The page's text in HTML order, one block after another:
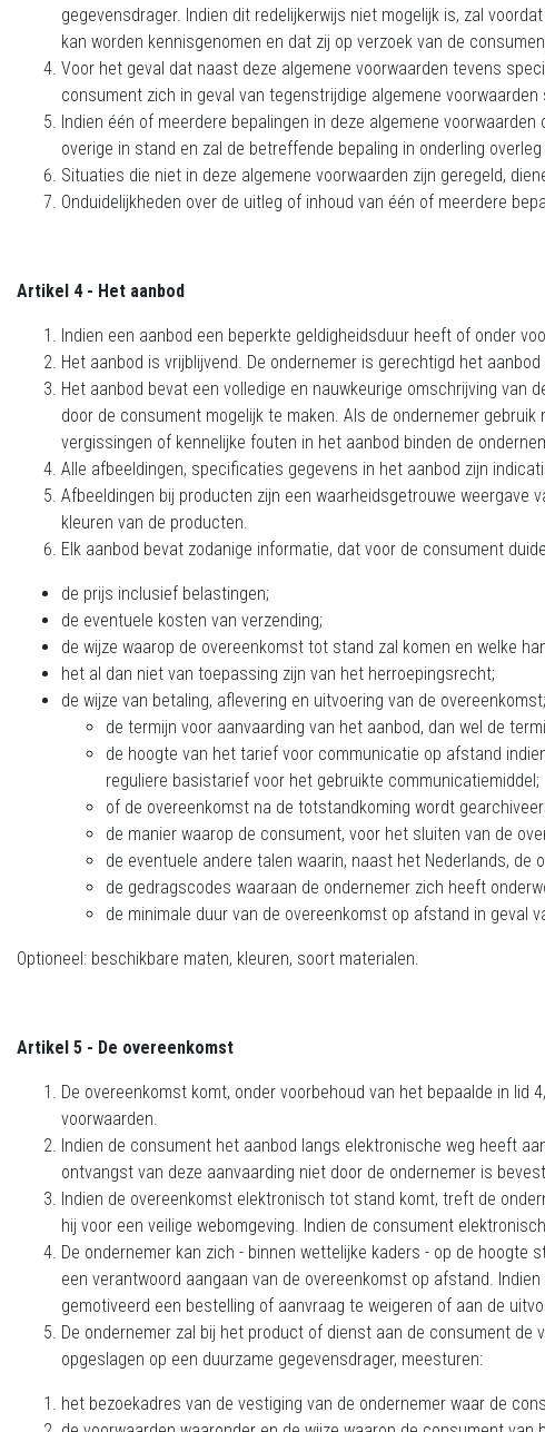
gegevensdrager. Indien dit redelijkerwijs niet mogelijk is, zal
kan worden kennisgenomen en dat zij op verzoek van de
Voor het geval dat naast deze algemene voorwaarden tevens
consument zich in geval van tegenstrijdige algemene
Indien één of meerdere bepalingen in deze algemene
overige in stand en zal de betreffende bepaling in onderling
Situaties die niet in deze algemene voorwaarden zijn geregeld,
Onduidelijkheden over de uitleg of inhoud van één of meerdere
Artikel 4 - Het aanbod
Indien een aanbod een beperkte geldigheidsduur heeft of onder
Het aanbod is vrijblijvend. De ondernemer is gerechtigd het
Het aanbod bevat een volledige en nauwkeurige omschrijving
door de consument mogelijk te maken. Als de ondernemer
vergissingen of kennelijke fouten in het aanbod binden de
Alle afbeeldingen, specificaties gegevens in het aanbod zijn
Afbeeldingen bij producten zijn een waarheidsgetrouwe weergave
kleuren van de producten.
Elk aanbod bevat zodanige informatie, dat voor de consument
de prijs inclusief belastingen;
de eventuele kosten van verzending;
de wijze waarop de overeenkomst tot stand zal komen en welke
het al dan niet van toepassing zijn van het herroepingsrecht;
de wijze van betaling, aflevering en uitvoering van de overeenkomst;
de termijn voor aanvaarding van het aanbod, dan wel de
de hoogte van het tarief voor communicatie op afstand
reguliere basistarief voor het gebruikte communicatiemiddel;
of de overeenkomst na de totstandkoming wordt
de manier waarop de consument, voor het sluiten van de
de eventuele andere talen waarin, naast het Nederlands, de
de gedragscodes waaraan de ondernemer zich heeft
de minimale duur van de overeenkomst op afstand in geval
Optioneel: beschikbare maten, kleuren, soort materialen.
Artikel 5 - De overeenkomst
De overeenkomst komt, onder voorbehoud van het bepaalde in
voorwaarden.
Indien de consument het aanbod langs elektronische weg heeft
ontvangst van deze aanvaarding niet door de ondernemer is
Indien de overeenkomst elektronisch tot stand komt, treft de
hij voor een veilige webomgeving. Indien de consument
De ondernemer kan zich - binnen wettelijke kaders - op de
een verantwoord aangaan van de overeenkomst op afstand.
gemotiveerd een bestelling of aanvraag te weigeren of aan de
De ondernemer zal bij het product of dienst aan de consument
opgeslagen op een duurzame gegevensdrager, meesturen:
het bezoekadres van de vestiging van de ondernemer waar de